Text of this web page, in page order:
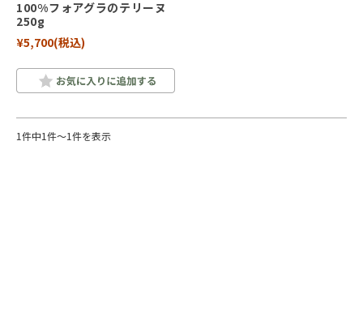
100%フォアグラのテリーヌ
250g
¥5,700(税込)
1件中1件～1件を表示